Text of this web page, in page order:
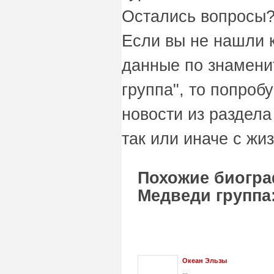
Остались
Если вы не нашли
данные по
группа", то
новости из
так или иначе с
Похожие
Медведи
Океан Эльзы